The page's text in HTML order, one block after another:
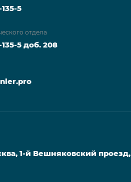
5
отдела
5 доб. 208
1-й Вешняковский проезд,